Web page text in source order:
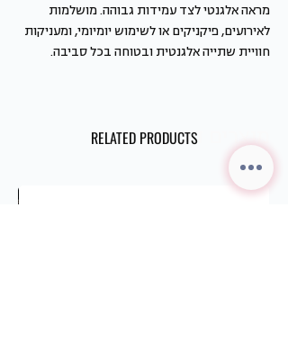
מראה אלגנטי לצד עמידות גבוהה. מושלמות
לאירועים, פיקניקים או לשימוש יומיומי, ומעניקות
חוויית שתייה אלגנטית ובטוחה בכל סביבה.
מוצרים דומיםRELATED PRODUCTS